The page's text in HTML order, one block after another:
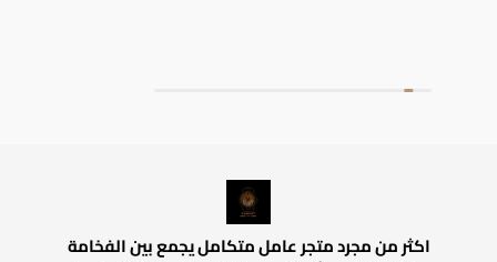
اكثر من مجرد متجر عامل متكامل يجمع بين الفخامة